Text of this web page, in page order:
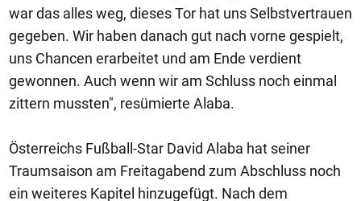
war das alles weg, dieses Tor hat uns Selbstvertrauen
gegeben. Wir haben danach gut nach vorne gespielt,
uns Chancen erarbeitet und am Ende verdient
gewonnen. Auch wenn wir am Schluss noch einmal
zittern mussten", resümierte Alaba.
Österreichs Fußball-Star David Alaba hat seiner
Traumsaison am Freitagabend zum Abschluss noch
ein weiteres Kapitel hinzugefügt. Nach dem